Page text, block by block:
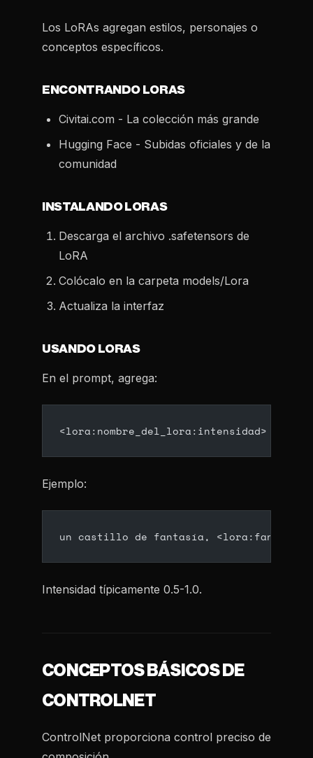
Los LoRAs agregan estilos, personajes o
conceptos específicos.
ENCONTRANDO LORAS
Civitai.com - La colección más grande
Hugging Face - Subidas oficiales y de la
comunidad
INSTALANDO LORAS
Descarga el archivo .safetensors de
LoRA
Colócalo en la carpeta models/Lora
Actualiza la interfaz
USANDO LORAS
En el prompt, agrega:
<lora:nombre_del_lora:intensidad>
Ejemplo:
un castillo de fantasía,
Intensidad típicamente 0.5-1.0.
CONCEPTOS BÁSICOS DE
CONTROLNET
ControlNet proporciona control preciso de